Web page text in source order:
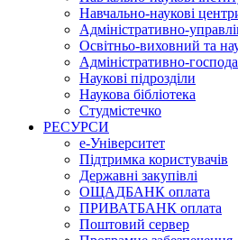
Навчально-наукові
Адміністративно-
Освітньо-виховний та
Адміністративно-
Наукові підрозділи
Наукова бібліотека
Студмістечко
РЕСУРСИ
е-Університет
Підтримка користувачів
Державні закупівлі
ОЩАДБАНК оплата
ПРИВАТБАНК оплата
Поштовий сервер